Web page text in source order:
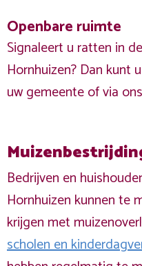
Openbare ruimte
Signaleert u ratten in
Hornhuizen? Dan kunt
uw gemeente of via
Bedrijven en
Hornhuizen kunnen te
krijgen met
scholen en